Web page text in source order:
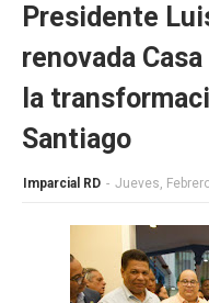
Presidente
renovada
la
Santiago
Imparcial RD - Jueves,